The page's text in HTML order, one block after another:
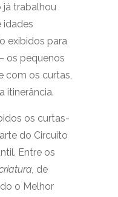
trabalhou
idades
exibidos para
os pequenos
com os curtas,
itinerância.
os curtas-
do Circuito
Entre os
de
o Melhor